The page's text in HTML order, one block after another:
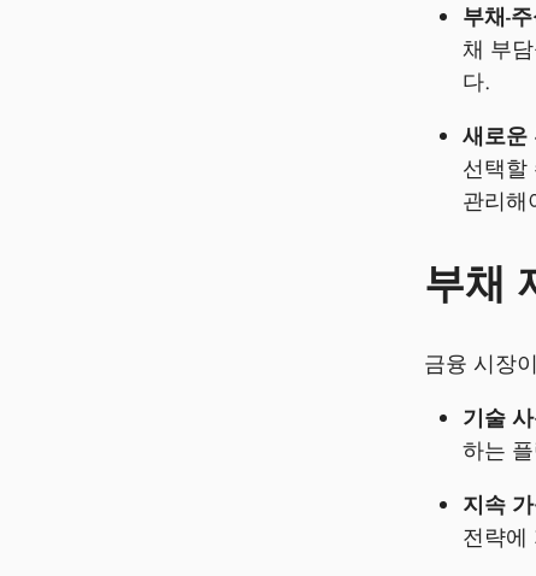
부채-
채 부
다.
새로운
선택할
관리해
부채
금융 시장
기술
하는
지속
전략에